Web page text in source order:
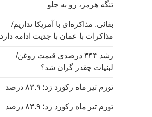
تنگه هرمز، رو به جلو
بقائی: مذاکره‌ای با آمریکا نداریم/
مذاکرات با عمان با جدیت ادامه دارد
رشد ۳۴۴ درصدی قیمت روغن/
لبنیات چقدر گران شد؟
تورم تیر ماه رکورد زد؛ ۸۳.۹ درصد
تورم تیر ماه رکورد زد؛ ۸۳.۹ درصد